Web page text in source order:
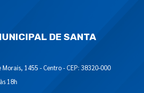
DE SANTA
1455 - Centro - CEP: 38320-000
18h